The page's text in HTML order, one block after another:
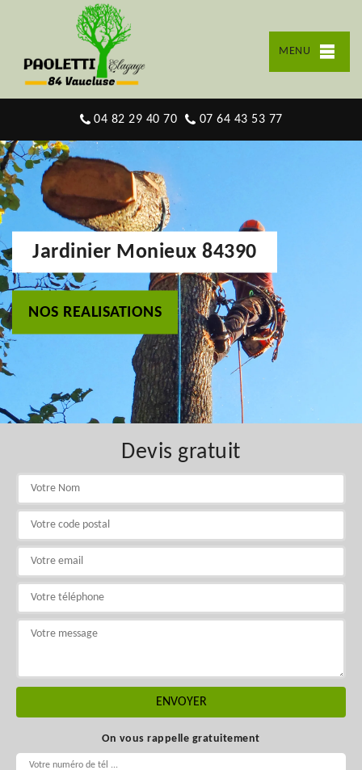
MENU
04 82 29 40 70 07 64 43 53 77
Jardinier Monieux 84390
NOS REALISATIONS
Devis gratuit
On vous rappelle gratuitement